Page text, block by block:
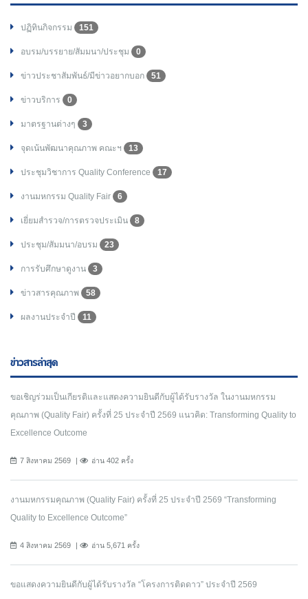
ปฏิทินกิจกรรม 151
อบรม/บรรยาย/สัมมนา/ประชุม 0
ข่าวประชาสัมพันธ์/มีข่าวอยากบอก 51
ข่าวบริการ 0
มาตรฐานต่างๆ 3
จุดเน้นพัฒนาคุณภาพ คณะฯ 13
ประชุมวิชาการ Quality Conference 17
งานมหกรรม Quality Fair 6
เยี่ยมสำรวจ/การตรวจประเมิน 8
ประชุม/สัมมนา/อบรม 23
การรับศึกษาดูงาน 3
ข่าวสารคุณภาพ 58
ผลงานประจำปี 11
ข่าวสารล่าสุด
ขอเชิญร่วมเป็นเกียรติและแสดงความยินดีกับผู้ได้รับรางวัล ในงานมหกรรม
คุณภาพ (Quality Fair) ครั้งที่ 25 ประจำปี 2569 แนวคิด: Transforming Quality to
Excellence Outcome
7 สิงหาคม 2569 อ่าน 402 ครั้ง
งานมหกรรมคุณภาพ (Quality Fair) ครั้งที่ 25 ประจำปี 2569 “Transforming
Quality to Excellence Outcome”
4 สิงหาคม 2569 อ่าน 5,671 ครั้ง
ขอแสดงความยินดีกับผู้ได้รับรางวัล “โครงการติดดาว” ประจำปี 2569